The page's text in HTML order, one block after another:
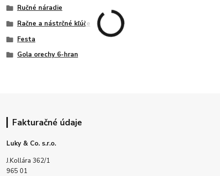
Ručné náradie
Račne a nástrčné kľúče
Festa
Gola orechy 6-hran
Fakturačné údaje
Luky & Co. s.r.o.
J.Kollára 362/1
965 01